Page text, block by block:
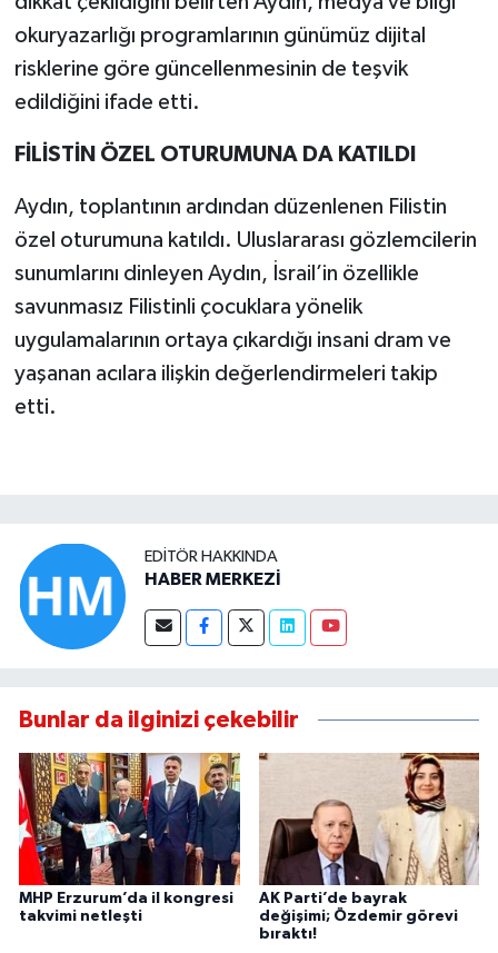
okuryazarlığı programlarının günümüz dijital
risklerine göre güncellenmesinin de teşvik
edildiğini ifade etti.
FİLİSTİN ÖZEL OTURUMUNA DA KATILDI
Aydın, toplantının ardından düzenlenen Filistin
özel oturumuna katıldı. Uluslararası gözlemcilerin
sunumlarını dinleyen Aydın, İsrail’in özellikle
savunmasız Filistinli çocuklara yönelik
uygulamalarının ortaya çıkardığı insani dram ve
yaşanan acılara ilişkin değerlendirmeleri takip
etti.
EDITÖR HAKKINDA
HABER MERKEZİ
Bunlar da ilginizi çekebilir
MHP Erzurum’da il kongresi
takvimi netleşti
AK Parti’de bayrak
değişimi; Özdemir görevi
bıraktı!